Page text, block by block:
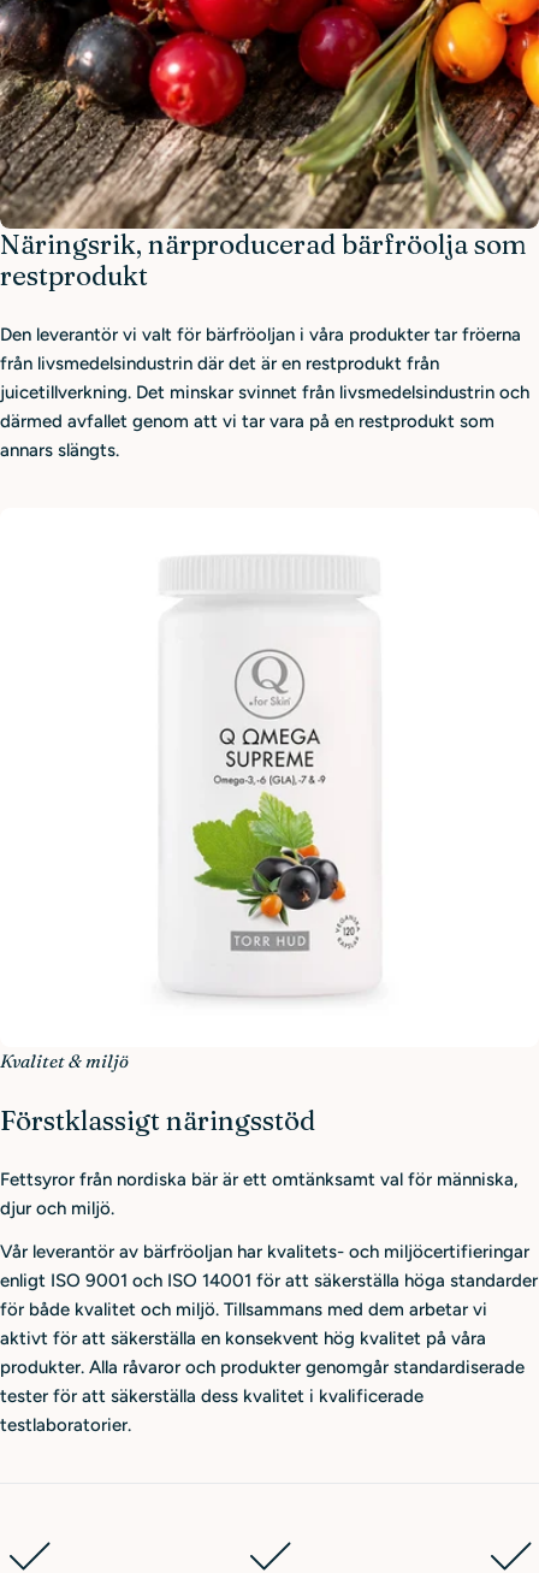
Näringsrik, närproducerad bärfröolja som
restprodukt
Den leverantör vi valt för bärfröoljan i våra produkter tar fröerna
från livsmedelsindustrin där det är en restprodukt från
juicetillverkning. Det minskar svinnet från livsmedelsindustrin och
därmed avfallet genom att vi tar vara på en restprodukt som
annars slängts.
Kvalitet & miljö
Förstklassigt näringsstöd
Fettsyror från nordiska bär är ett omtänksamt val för människa,
djur och miljö.
Vår leverantör av bärfröoljan har kvalitets- och miljöcertifieringar
enligt ISO 9001 och ISO 14001 för att säkerställa höga standarder
för både kvalitet och miljö. Tillsammans med dem arbetar vi
aktivt för att säkerställa en konsekvent hög kvalitet på våra
produkter. Alla råvaror och produkter genomgår standardiserade
tester för att säkerställa dess kvalitet i kvalificerade
testlaboratorier.